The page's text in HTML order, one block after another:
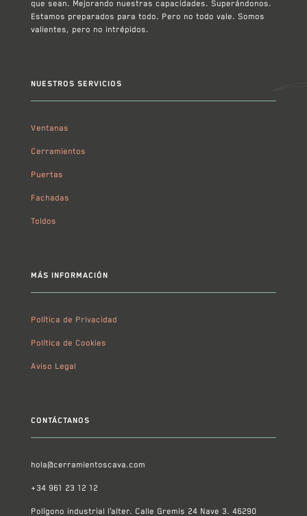
que sean. Mejorando nuestras capacidades. Superándonos.
Estamos preparados para todo. Pero no todo vale. Somos
valientes, pero no intrépidos.
NUESTROS SERVICIOS
Ventanas
Cerramientos
Puertas
Fachadas
Toldos
MÁS INFORMACIÓN
Política de Privacidad
Política de Cookies
Aviso Legal
CONTÁCTANOS
hola@cerramientoscava.com
+34 961 23 12 12
Polígono industrial l’alter. Calle Gremis 24 Nave 3. 46290